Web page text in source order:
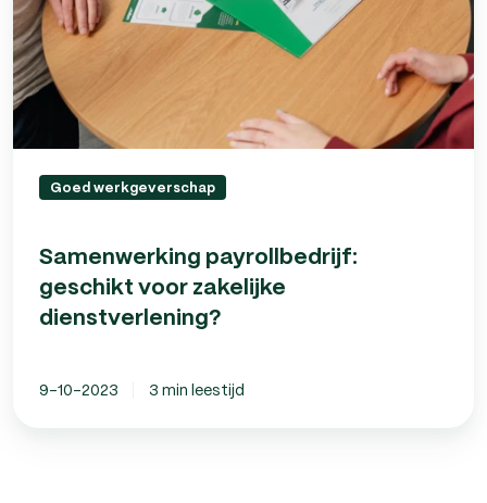
Goed werkgeverschap
Samenwerking payrollbedrijf:
geschikt voor zakelijke
dienstverlening?
9-10-2023 3 min leestijd